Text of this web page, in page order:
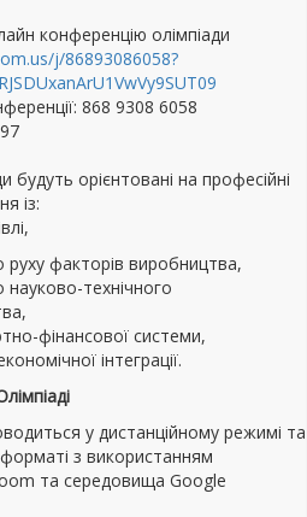
конференцію олімпіади
j/86893086058?
868 9308 6058
будуть орієнтовані на професійні
із:
руху факторів виробництва,
технічного
фінансової системи,
інтеграції.
у дистанційному режимі та
з використанням
та середовища Google